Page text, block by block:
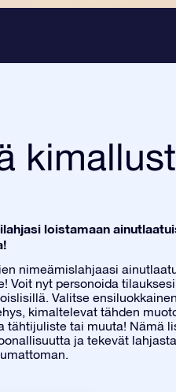
loistamaan
nimeämislahjaasi
Voit nyt personoida tilauksesi
Valitse ensiluokkainen
kimaltelevat tähden
tähtijuliste tai muuta! Nämä
ja tekevät